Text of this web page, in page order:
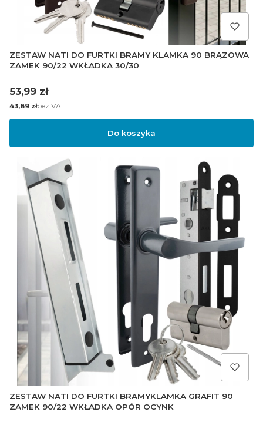
ZESTAW NATI DO FURTKI BRAMY KLAMKA 90 BRĄZOWA
ZAMEK 90/22 WKŁADKA 30/30
Cena
53,99 zł
Cena
43,89 złbez VAT
Do koszyka
ZESTAW NATI DO FURTKI BRAMYKLAMKA GRAFIT 90
ZAMEK 90/22 WKŁADKA OPÓR OCYNK